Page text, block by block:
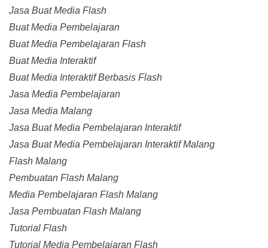
Jasa Buat Media Flash
Buat Media Pembelajaran
Buat Media Pembelajaran Flash
Buat Media Interaktif
Buat Media Interaktif Berbasis Flash
Jasa Media Pembelajaran
Jasa Media Malang
Jasa Buat Media Pembelajaran Interaktif
Jasa Buat Media Pembelajaran Interaktif Malang
Flash Malang
Pembuatan Flash Malang
Media Pembelajaran Flash Malang
Jasa Pembuatan Flash Malang
Tutorial Flash
Tutorial Media Pembelajaran Flash